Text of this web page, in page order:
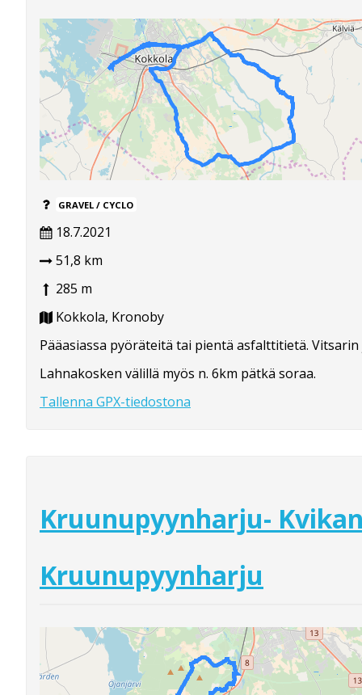
GRAVEL / CYCLO
18.7.2021
51,8 km
285 m
Kokkola, Kronoby
Pääasiassa pyöräteitä tai pientä asfalttitietä. Vitsarin
Lahnakosken välillä myös n. 6km pätkä soraa.
Tallenna GPX-tiedostona
Kruunupyynharju-
Kruunupyynharju